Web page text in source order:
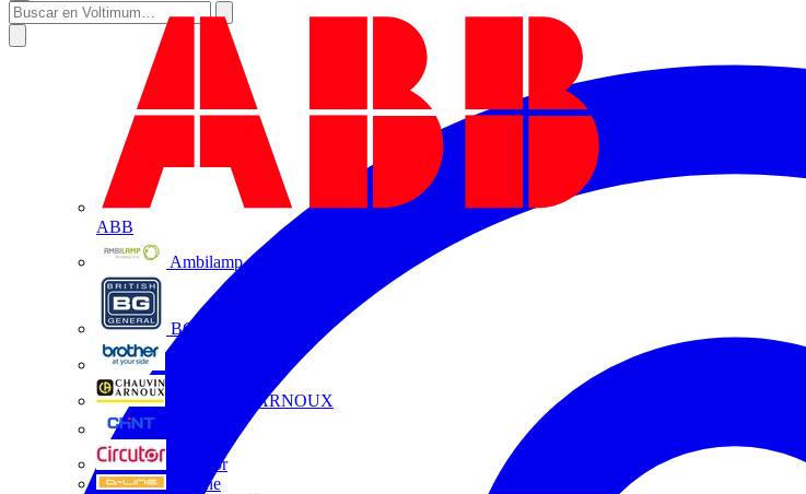
ABB
Ambilamp
BG Electrical
CHAUVIN ARNOUX
Circutor
D-Line